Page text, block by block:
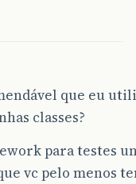
que eu
classes?
para testes
vc pelo menos